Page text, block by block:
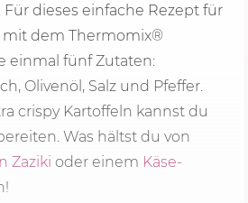
dieses einfache Rezept für
mit dem Thermomix®
einmal fünf Zutaten:
Olivenöl, Salz und Pfeffer.
crispy Kartoffeln kannst du
Was hältst du von
Zaziki oder einem Käse-